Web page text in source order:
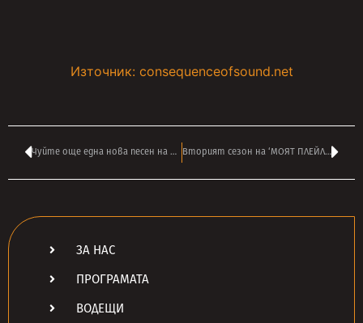
Източник: consequenceofsound.net
Чуйте още една нова песен на МЕРИЛИН МЕНСЪН – ‘Don’t Chase The Dead’ Вторият сезон на ‘МОЯТ ПЛЕЙЛИСТ’ започва тази събота в 22:00 по БНТ1
ЗА НАС
ПРОГРАМАТА
ВОДЕЩИ